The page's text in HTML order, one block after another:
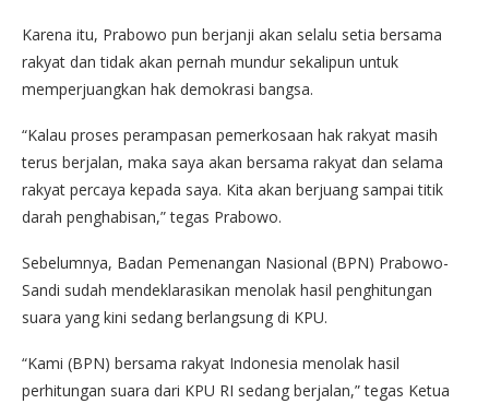
Karena itu, Prabowo pun berjanji akan selalu setia bersama
rakyat dan tidak akan pernah mundur sekalipun untuk
memperjuangkan hak demokrasi bangsa.
“Kalau proses perampasan pemerkosaan hak rakyat masih
terus berjalan, maka saya akan bersama rakyat dan selama
rakyat percaya kepada saya. Kita akan berjuang sampai titik
darah penghabisan,” tegas Prabowo.
Sebelumnya, Badan Pemenangan Nasional (BPN) Prabowo-
Sandi sudah mendeklarasikan menolak hasil penghitungan
suara yang kini sedang berlangsung di KPU.
“Kami (BPN) bersama rakyat Indonesia menolak hasil
perhitungan suara dari KPU RI sedang berjalan,” tegas Ketua